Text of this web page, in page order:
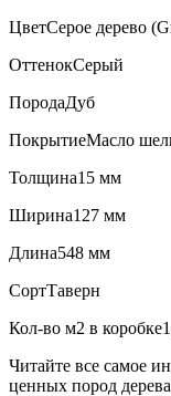
ЦветСерое дерево
ОттенокСерый
ПородаДуб
ПокрытиеМасло
Толщина15 мм
Ширина127 мм
Длина548 мм
СортТаверн
Кол-во м2 в коробке
Читайте все самое
ценных пород